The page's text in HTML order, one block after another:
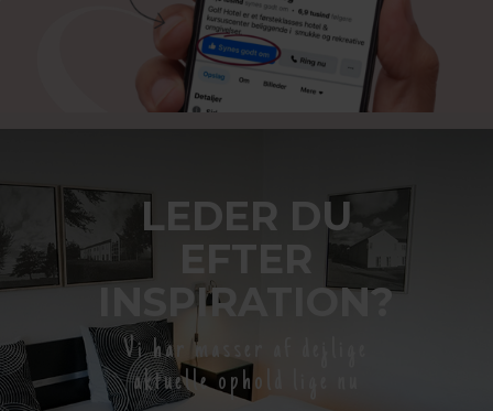
LEDER DU
EFTER
INSPIRATION?
Vi har masser af dejlige
aktuelle ophold lige nu